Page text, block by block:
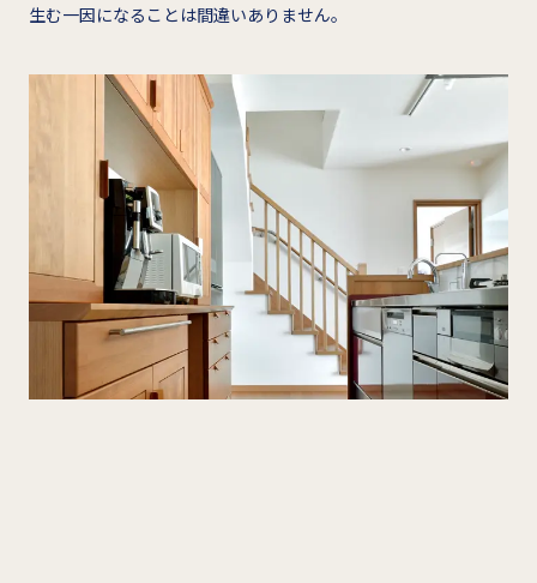
生む一因になることは間違いありません。